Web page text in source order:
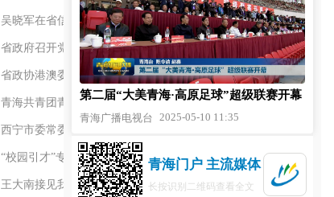
吴晓军在省信访局接待来访群众
省政府召开党组会议和常务会议 罗东川主持
省政协港澳委员履职能力专题培训班开班
青海共青团青年思政课举办 刘奇凡出席活动
西宁市委常委会召开会议 王卫东主持
“校园引才”专场招聘会举行 赵月霞作主旨宣讲
王大南接见我省受全国表彰优秀放映员代表
第二届“大美青海·高原足球”超级联赛开幕
青海广播电视台 2025-05-10 11:35
青海门户 主流媒体
长按识别二维码查看全文